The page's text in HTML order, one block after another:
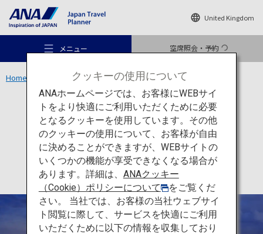
United Kingdom
メニュー 空席照会・予約
おすすめの旅
旅のアイデア
行き先
Home 関西エリア 六甲山
アクティビティ 兵庫
六甲山
クッキーの使用について
ANAホームページでは、お客様にWEBサイ
トをより快適にご利用いただくために必要
となるクッキーを使用しています。その他
のクッキーの使用について、お客様が自由
に決めることができますが、WEBサイトの
いくつかの機能が享受できなくなる場合が
あります。詳細は、 ANAクッキー
（Cookie）ポリシーについて
をご覧くだ
さい。 当社では、お客様の当社ウェブサイ
ト閲覧に際して、サービスを快適にご利用
いただくために以下の情報を収集しており